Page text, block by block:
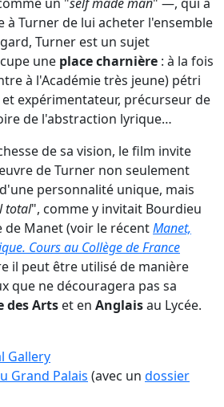
un "self made man" —, qui à
à Turner de lui acheter l'ensemble
Turner est un sujet
une place charnière : à la fois
à l'Académie très jeune) pétri
expérimentateur, précurseur de
de l'abstraction lyrique…
de sa vision, le film invite
de Turner non seulement
personnalité unique, mais
total", comme y invitait Bourdieu
Manet (voir le récentManet,
Cours au Collège de France
il peut être utilisé de manière
que ne découragera pas sa
des Arts et en Anglaisau Lycée.
Gallery
Grand Palais (avec un dossier